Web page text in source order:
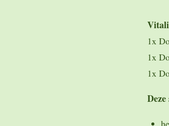
1x
1x
1x